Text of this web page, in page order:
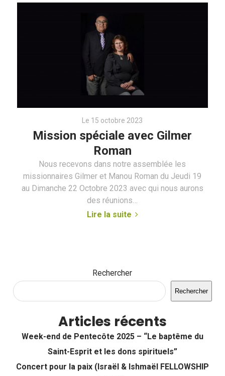
Le 15 octobre 2023
Mission spéciale avec Gilmer
Roman
Nous recevons dans notre assemblée les
missionnaires Gilmer et Manou Roman du Jeudi 19
au Dimanche 22 Octobre 2023 avec qui nous aurons
des réunions…
Lire la suite
Rechercher
Rechercher
Articles récents
Week-end de Pentecôte 2025 – “Le baptême du
Saint-Esprit et les dons spirituels”
Concert pour la paix (Israël & Ishmaël FELLOWSHIP